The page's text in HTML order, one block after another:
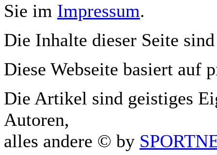
Sie im Impressum.
Die Inhalte dieser Seite
Diese Webseite basiert auf
Die Artikel sind geistiges
Autoren,
alles andere © by